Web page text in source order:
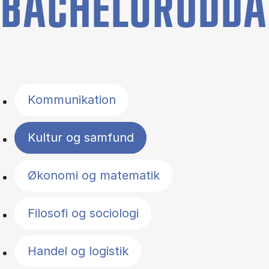
Kommunikation
Kultur og samfund
Økonomi og matematik
Filosofi og sociologi
Handel og logistik